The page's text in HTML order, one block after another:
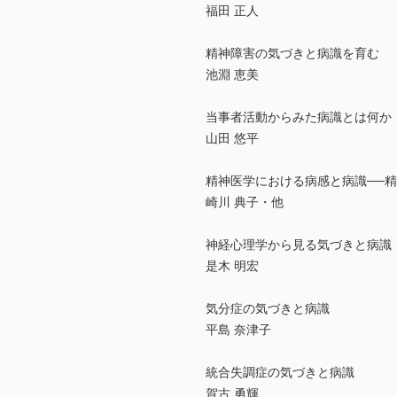
福田 正人
精神障害の気づきと病識を育む
池淵 恵美
当事者活動からみた病識とは何か
山田 悠平
精神医学における病感と病識──
崎川 典子・他
神経心理学から見る気づきと病識
是木 明宏
気分症の気づきと病識
平島 奈津子
統合失調症の気づきと病識
賀古 勇輝